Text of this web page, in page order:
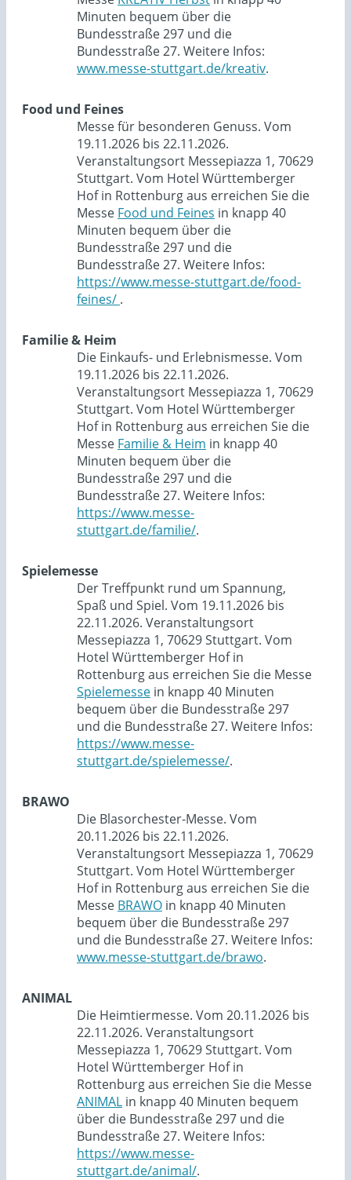
Minuten bequem über die
Bundesstraße 297 und die
Bundesstraße 27. Weitere Infos:
www.messe-stuttgart.de/kreativ.
Food und Feines
Messe für besonderen Genuss. Vom
19.11.2026 bis 22.11.2026.
Veranstaltungsort Messepiazza 1, 70629
Stuttgart. Vom Hotel Württemberger
Hof in Rottenburg aus erreichen Sie die
Messe Food und Feines in knapp 40
Minuten bequem über die
Bundesstraße 297 und die
Bundesstraße 27. Weitere Infos:
https://www.messe-stuttgart.de/food-
feines/ .
Familie & Heim
Die Einkaufs- und Erlebnismesse. Vom
19.11.2026 bis 22.11.2026.
Veranstaltungsort Messepiazza 1, 70629
Stuttgart. Vom Hotel Württemberger
Hof in Rottenburg aus erreichen Sie die
Messe Familie & Heim in knapp 40
Minuten bequem über die
Bundesstraße 297 und die
Bundesstraße 27. Weitere Infos:
https://www.messe-
stuttgart.de/familie/.
Spielemesse
Der Treffpunkt rund um Spannung,
Spaß und Spiel. Vom 19.11.2026 bis
22.11.2026. Veranstaltungsort
Messepiazza 1, 70629 Stuttgart. Vom
Hotel Württemberger Hof in
Rottenburg aus erreichen Sie die Messe
Spielemesse in knapp 40 Minuten
bequem über die Bundesstraße 297
und die Bundesstraße 27. Weitere Infos:
https://www.messe-
stuttgart.de/spielemesse/.
BRAWO
Die Blasorchester-Messe. Vom
20.11.2026 bis 22.11.2026.
Veranstaltungsort Messepiazza 1, 70629
Stuttgart. Vom Hotel Württemberger
Hof in Rottenburg aus erreichen Sie die
Messe BRAWO in knapp 40 Minuten
bequem über die Bundesstraße 297
und die Bundesstraße 27. Weitere Infos:
www.messe-stuttgart.de/brawo.
ANIMAL
Die Heimtiermesse. Vom 20.11.2026 bis
22.11.2026. Veranstaltungsort
Messepiazza 1, 70629 Stuttgart. Vom
Hotel Württemberger Hof in
Rottenburg aus erreichen Sie die Messe
ANIMAL in knapp 40 Minuten bequem
über die Bundesstraße 297 und die
Bundesstraße 27. Weitere Infos:
https://www.messe-
stuttgart.de/animal/.